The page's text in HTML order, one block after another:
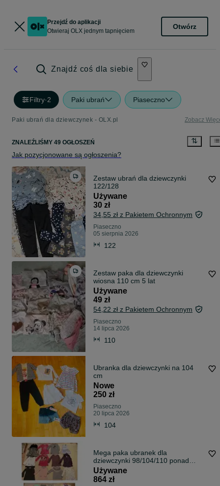
Przejdź do aplikacji
Otwieraj OLX jednym tapnięciem
Otwórz
Znajdź coś dla siebie
Filtry·2 Paki ubrań Piaseczno
Paki ubrań dla dziewczynek - OLX.pl Zobacz
ZNALEŹLIŚMY 49 OGŁOSZEŃ
Jak pozycjonowane są ogłoszenia?
Zestaw ubrań dla dziewczynki
122/128
Używane
30 zł
34,55 zł z Pakietem Ochronnym
Piaseczno
05 sierpnia 2026
122
Zestaw paka dla dziewczynki
wiosna 110 cm 5 lat
Używane
49 zł
54,22 zł z Pakietem Ochronnym
Piaseczno
14 lipca 2026
110
Ubranka dla dziewczynki na 104
cm
Nowe
250 zł
Piaseczno
20 lipca 2026
104
Mega paka ubranek dla
dziewczynki 98/104/110 ponad
210sztuk
Używane
864 zł